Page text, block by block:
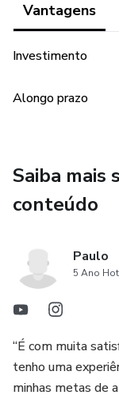
Vantagens
Investimento
Alongo prazo
Saiba mais
conteúdo
Paulo
5 Ano
“É com muita
tenho uma
minhas metas de